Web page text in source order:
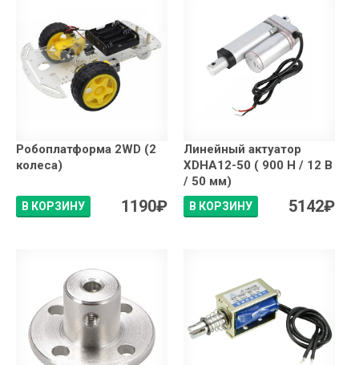
Робоплатформа 2WD (2
колеса)
В КОРЗИНУ 1190₽
Линейный актуатор
XDHA12-50 ( 900 Н / 12 В
/ 50 мм)
В КОРЗИНУ 5142₽